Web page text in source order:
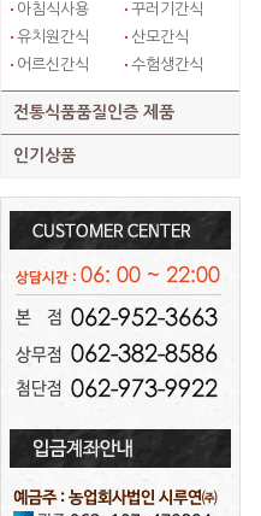
아침식사용
꾸러기간식
유치원간식
산모간식
어르신간식
수험생간식
전통식품품질인증 제품
인기상품